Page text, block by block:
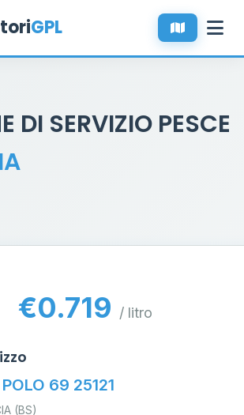
GPL
DI SERVIZIO PESCE
€0.719 / litro
69 25121
(BS)